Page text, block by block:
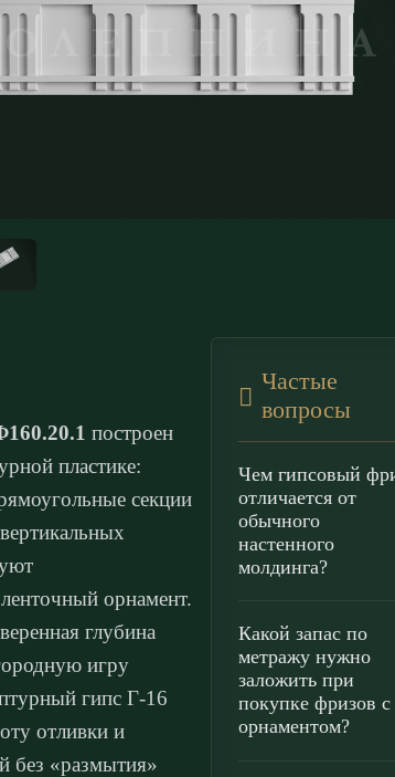
построен
пластике:
секции
ленточный орнамент.
глубина
игру
гипс Г-16
отливки и
без «размытия»
Частые
вопросы
Чем гипсовый
отличается от
обычного
настенного
молдинга?
Какой запас по
метражу нужно
заложить при
покупке фризов с
орнаментом?